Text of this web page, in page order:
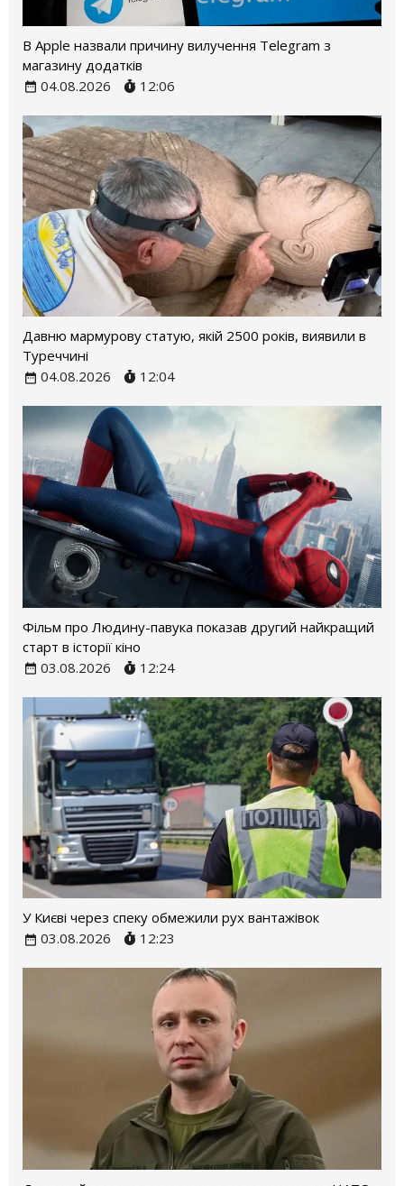
В Apple назвали причину вилучення Telegram з
магазину додатків
04.08.2026
12:06
Давню мармурову статую, якій 2500 років, виявили в
Туреччині
04.08.2026
12:04
Фільм про Людину-павука показав другий найкращий
старт в історії кіно
03.08.2026
12:24
У Києві через спеку обмежили рух вантажівок
03.08.2026
12:23